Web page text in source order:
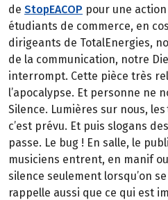
de StopEACOP pour une action
étudiants de commerce, en
dirigeants de TotalEnergies,
de la communication, notre
interrompt. Cette pièce très
l’apocalypse. Et personne ne
Silence. Lumières sur nous,
c’est prévu. Et puis slogans
passe. Le bug ! En salle, le
musiciens entrent, en manif
silence seulement lorsqu’on
rappelle aussi que ce qui est